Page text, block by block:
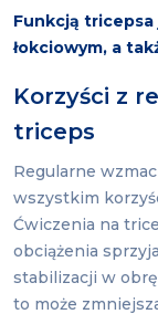
Funkcją
łokciowym, a
Korzyści z
triceps
Regularne
wszystkim
Ćwiczenia na
obciążenia
stabilizacji w
to może